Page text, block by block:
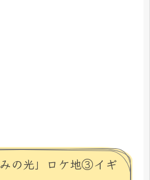
の光」ロケ地③イギ